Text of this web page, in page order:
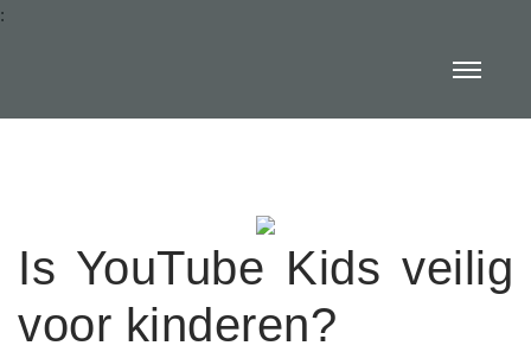
:
Is YouTube Kids veilig
voor kinderen?